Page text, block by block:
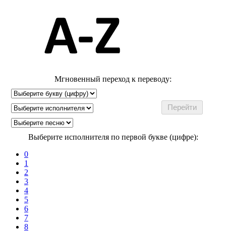
Мгновенный переход к переводу:
Выберите исполнителя по первой букве (цифре):
0
1
2
3
4
5
6
7
8